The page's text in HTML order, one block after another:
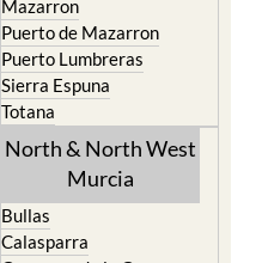
Camposol
Condado de Alhama
Fuente Alamo
Hacienda del Alamo Golf
Resort
Lorca
Mazarron
Puerto Lumbreras
Sierra Espuna